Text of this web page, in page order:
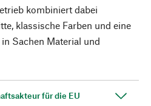
kombiniert dabei
klassische Farben und eine
Sachen Material und
für die EU